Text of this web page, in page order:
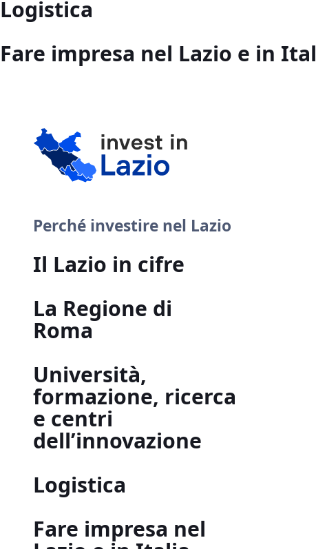
Logistica
Fare impresa nel Lazio e in
Perché investire nel Lazio
Il Lazio in cifre
La Regione di
Roma
Università,
formazione, ricerca
e centri
dell’innovazione
Logistica
Fare impresa nel